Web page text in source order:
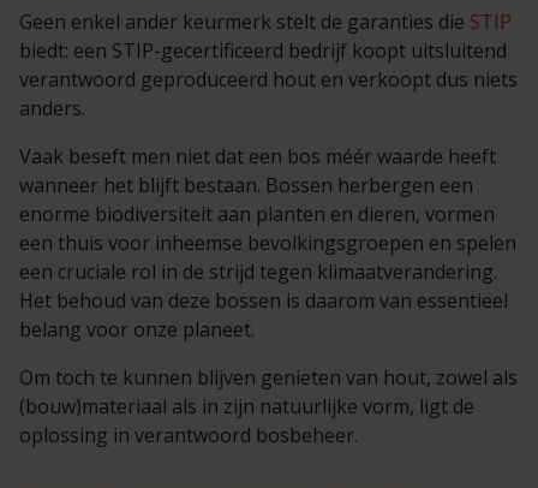
Geen enkel ander keurmerk stelt de garanties die STIP
biedt: een STIP-gecertificeerd bedrijf koopt uitsluitend
verantwoord geproduceerd hout en verkoopt dus niets
anders.
Vaak beseft men niet dat een bos méér waarde heeft
wanneer het blijft bestaan. Bossen herbergen een
enorme biodiversiteit aan planten en dieren, vormen
een thuis voor inheemse bevolkingsgroepen en spelen
een cruciale rol in de strijd tegen klimaatverandering.
Het behoud van deze bossen is daarom van essentieel
belang voor onze planeet.
Om toch te kunnen blijven genieten van hout, zowel als
(bouw)materiaal als in zijn natuurlijke vorm, ligt de
oplossing in verantwoord bosbeheer.